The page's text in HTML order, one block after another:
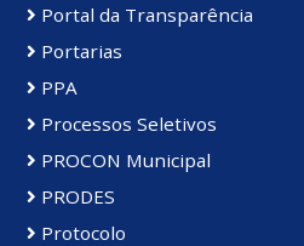
Portal da Transparência
Portarias
PPA
Processos Seletivos
PROCON Municipal
PRODES
Protocolo